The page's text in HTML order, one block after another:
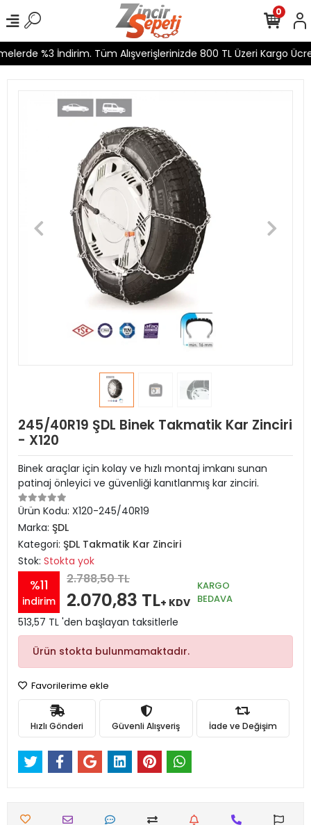
%3 İndirim. Tüm Alışverişlerinizde 800 TL Üzeri Kargo
0
245/40R19 ŞDL Binek Takmatik Kar Zinciri
- X120
Binek araçlar için kolay ve hızlı montaj imkanı sunan
patinaj önleyici ve güvenliği kanıtlanmış kar zinciri.
Ürün Kodu: X120-245/40R19
Marka: ŞDL
Kategori: ŞDL Takmatik Kar Zinciri
Stok: Stokta yok
%11
indirim
2.788,50 TL
2.070,83 TL+ KDV
KARGO
BEDAVA
513,57 TL 'den başlayan taksitlerle
Ürün stokta bulunmamaktadır.
Favorilerime ekle
Hızlı Gönderi Güvenli Alışveriş İade ve Değişim